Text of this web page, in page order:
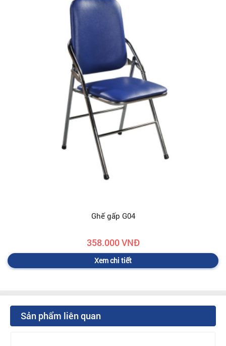
Ghế gấp G04
358.000 VNĐ
Xem chi tiết
Sản phẩm liên quan